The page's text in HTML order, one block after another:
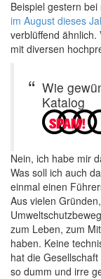
Beispiel gestern bei
im August dieses
verblüffend
mit diversen
Wie
Katalog
Nein, ich habe mir
Was soll ich auch
einmal einen
Aus vielen
zum Leben, zum
haben. Keine
hat die
so dumm und irre